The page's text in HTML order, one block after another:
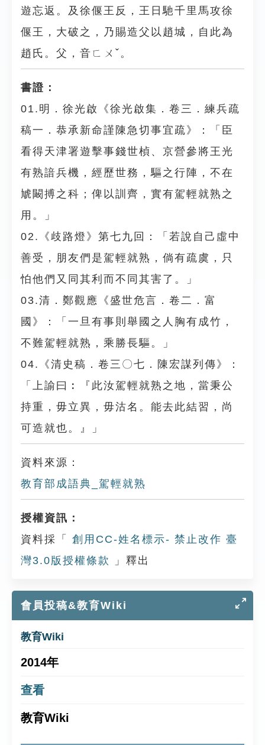
遊忘返。及徐偃王反，王日馳千里馬攻徐
偃王，大破之，乃賜造父以趙城，自此為
趙氏。父，音ㄈㄨˇ。
書證：
01.明．徐光啟《徐光啟集．卷三．練兵疏
稿一．恭承新命謹陳急切事宜疏》：「臣
看得天津署遊擊事錢世楨、京營參將王光
有熟諳兵機，經歷世務，驅之行陣，不在
虓闞搏之科；俾以訓齊，實有駕輕就熟之
用。」
02.《歧路燈》第七九回：「若說自己虛中
善受，朋友們是駕輕就熟，倘有疏虞，只
怕他們又同其利而不同其害了。」
03.清．鄭觀應《盛世危言．卷二．富
國》：「一旦有事則舉國之人胸有成竹，
不難駕輕就熟，乘勝長驅。」
04.《清史稿．卷三〇七．陳宏謀列傳》：
「上諭曰︰『此汝駕輕就熟之地，當秉公
持重，毋立異，毋沽名。能去此結習，尚
可造就也。』」
資料來源：
教育部成語典_駕輕就熟
授權資訊：
資料採「
創用CC-姓名標示- 禁止改作 臺
灣3.0版授權條款
」釋出
會員投稿&教育Wiki
教育Wiki
2014年
查看
教育Wiki